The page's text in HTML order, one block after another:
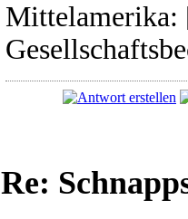
Mittelamerika:
Re: